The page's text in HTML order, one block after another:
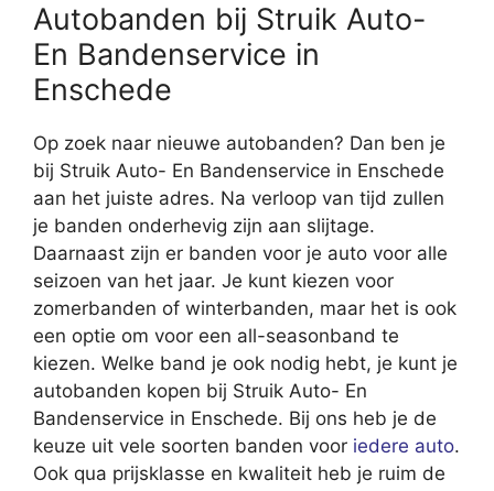
Autobanden bij Struik Auto-
En Bandenservice in
Enschede
Op zoek naar nieuwe autobanden? Dan ben je
bij Struik Auto- En Bandenservice in Enschede
aan het juiste adres. Na verloop van tijd zullen
je banden onderhevig zijn aan slijtage.
Daarnaast zijn er banden voor je auto voor alle
seizoen van het jaar. Je kunt kiezen voor
zomerbanden of winterbanden, maar het is ook
een optie om voor een all-seasonband te
kiezen. Welke band je ook nodig hebt, je kunt je
autobanden kopen bij Struik Auto- En
Bandenservice in Enschede. Bij ons heb je de
keuze uit vele soorten banden voor iedere auto.
Ook qua prijsklasse en kwaliteit heb je ruim de